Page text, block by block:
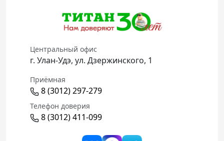
Центральный офис
г. Улан-Удэ, ул. Дзержинского, 1
Приёмная
8 (3012) 297-279
Телефон доверия
8 (3012) 411-099